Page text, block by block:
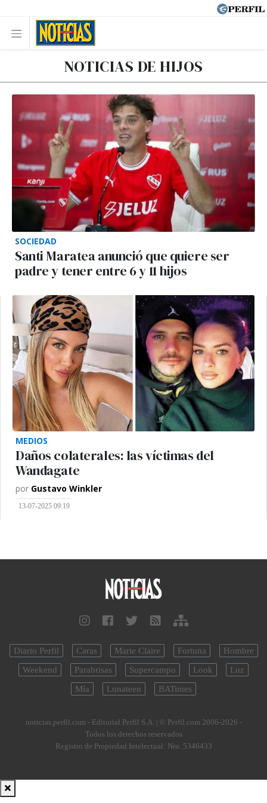
NOTICIAS DE HIJOS
SOCIEDAD
Santi Maratea anunció que quiere ser
padre y tener entre 6 y 11 hijos
MEDIOS
Daños colaterales: las víctimas del
Wandagate
por Gustavo Winkler
13-07-2025 09:19
Diario Perfil Caras Marie Claire Fortuna
Hombre
Weekend
Parabrisas Supercampo Look
Luz
Mía
Lunateen BATimes
noticias.perfil.com - Editorial Perfil S.A. | © Perfil.com 2006-2026 -
Todos los derechos reservados
Registro de Propiedad Intelectual: Nro. 5346433